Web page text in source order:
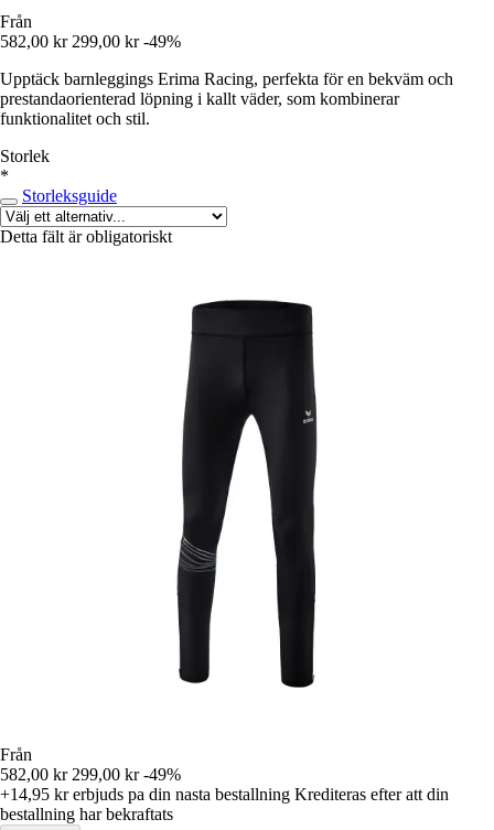
Från
582,00 kr 299,00 kr -49%
Upptäck barnleggings Erima Racing, perfekta för en bekväm och
prestandaorienterad löpning i kallt väder, som kombinerar
funktionalitet och stil.
Storlek
*
Storleksguide
Detta fält är obligatoriskt
Från
582,00 kr 299,00 kr -49%
+14,95 krerbjuds pa din nasta bestallning Krediteras efter att din
bestallning har bekraftats